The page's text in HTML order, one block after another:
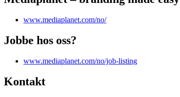
www.mediaplanet.com/no/
Jobbe hos oss?
www.mediaplanet.com/no/job-listing
Kontakt